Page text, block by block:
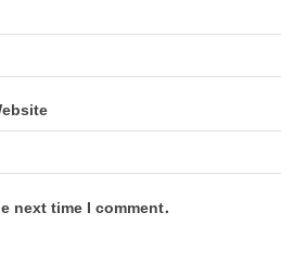
next time I comment.